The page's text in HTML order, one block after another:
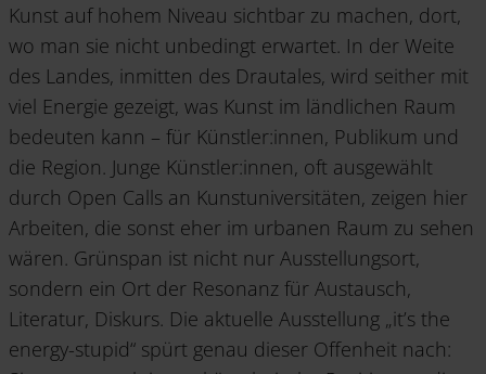
Kunst auf hohem Niveau sichtbar zu machen, dort,
wo man sie nicht unbedingt erwartet. In der Weite
des Landes, inmitten des Drautales, wird seither mit
viel Energie gezeigt, was Kunst im ländlichen Raum
bedeuten kann – für Künstler:innen, Publikum und
die Region. Junge Künstler:innen, oft ausgewählt
durch Open Calls an Kunstuniversitäten, zeigen hier
Arbeiten, die sonst eher im urbanen Raum zu sehen
wären. Grünspan ist nicht nur Ausstellungsort,
sondern ein Ort der Resonanz für Austausch,
Literatur, Diskurs. Die aktuelle Ausstellung „it’s the
energy-stupid“ spürt genau dieser Offenheit nach: